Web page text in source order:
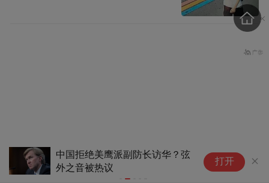
长访华？弦
日本发布排名：中国第1，日本
打开